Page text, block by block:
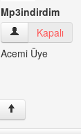
Mp3indirdim
Mp3indirdim
Kapalı
Acemi Üye
↑